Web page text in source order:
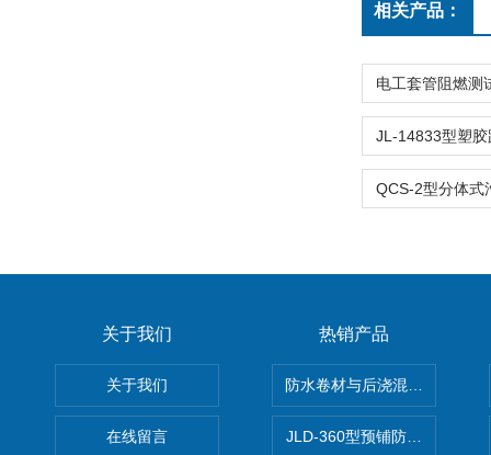
相关产品：
关于我们
关于我们
在线留言
热销产品
防水卷材与后浇混凝土剥离强
JLD-360型预铺防水卷材抗冲